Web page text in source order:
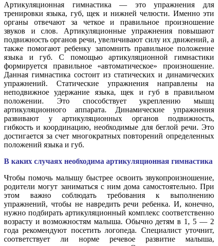
Артикуляционная гимнастика — это упражнения для
тренировки языка, губ, щек и нижней челюсти. Именно эти
органы отвечают за четкое и правильное произношение
звуков и слов. Артикуляционные упражнения повышают
подвижность органов речи, увеличивают силу их движений, а
также помогают ребенку запомнить правильное положение
языка и губ. С помощью артикуляционной гимнастики
формируется правильное «автоматическое» произношение.
Данная гимнастика состоит из статических и динамических
упражнений. Статические упражнения направлены на
неподвижное удержание языка, щек и губ в правильном
положении. Это способствует укреплению мышц
артикуляционного аппарата. Динамические упражнения
развивают у артикуляционных органов подвижность,
гибкость и координацию, необходимые для беглой речи. Это
достигается за счет многократных повторений определенных
положений языка и губ.
В каких случаях необходима артикуляционная гимнастика
Чтобы помочь малышу быстрее освоить звукопроизношение,
родители могут заниматься с ним дома самостоятельно. При
этом важно соблюдать требования к выполнению
упражнений, чтобы не навредить речи ребенка. И, конечно,
нужно подбирать артикуляционный комплекс соответственно
возрасту и возможностям малыша. Обычно детям в 1, 5 — 2
года рекомендуют посетить логопеда. Специалист уточнит,
соответствует ли норме речевое развитие малыша,